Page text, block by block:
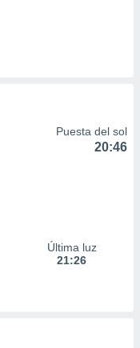
Puesta del sol
20:46
Última luz
21:26